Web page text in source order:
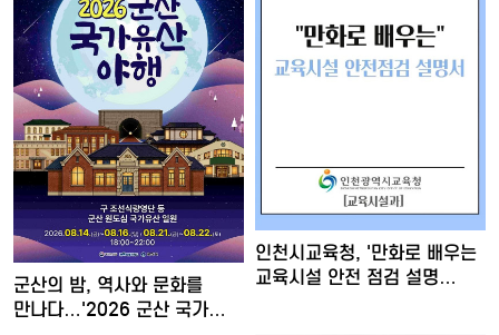
인천시교육청, '만화로 배우는
교육시설 안전 점검 설명…
군산의 밤, 역사와 문화를
만나다…'2026 군산 국가…